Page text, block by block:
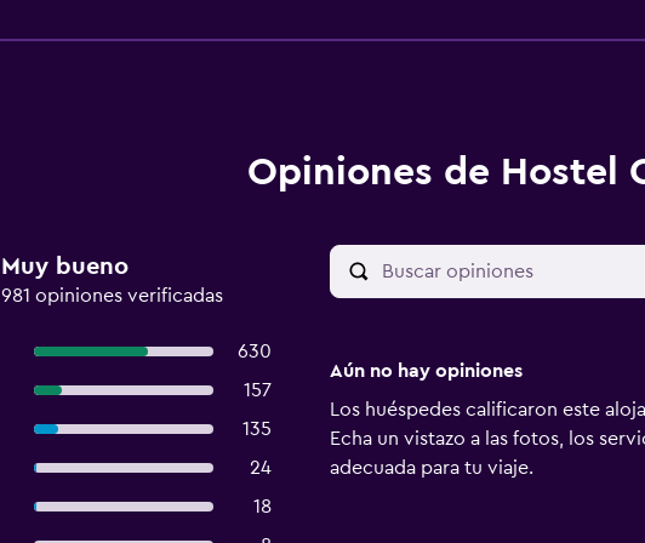
Opiniones de Hostel
Muy bueno
981 opiniones verificadas
630
157
135
24
18
Aún no hay opiniones
Los huéspedes calificaron este
Echa un vistazo a las fotos, los
adecuada para tu viaje.